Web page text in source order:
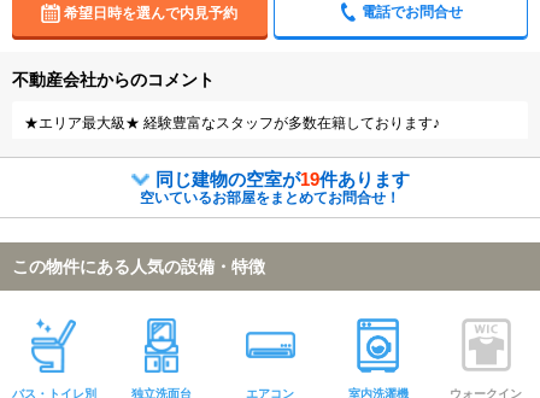
希望日時を選んで内見予約 電話でお問合せ
不動産会社からのコメント
★エリア最大級★ 経験豊富なスタッフが多数在籍しております♪
同じ建物の空室が19件あります
空いているお部屋をまとめてお問合せ！
この物件にある人気の設備・特徴
バス・トイレ別 独立洗面台 エアコン
室内洗濯機
ウォークイン